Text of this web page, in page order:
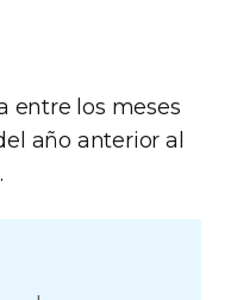
entre los meses
año anterior al